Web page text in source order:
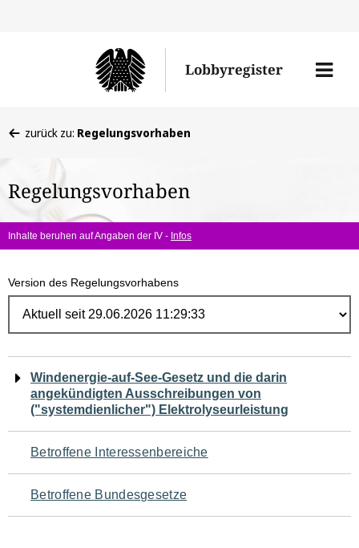
Lobbyregister
Menü
befinden
hier:
zurück zu: Regelungsvorhaben
Regelungsvorhaben
Inhalte beruhen auf Angaben der IV - Infos
Version des Regelungsvorhabens
Navigation
für
den
Seiteninhalt
Windenergie-auf-See-Gesetz und die darin
angekündigten Ausschreibungen von
("systemdienlicher") Elektrolyseurleistung
Betroffene Interessenbereiche
Betroffene Bundesgesetze